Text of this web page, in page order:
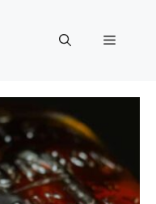
Menu